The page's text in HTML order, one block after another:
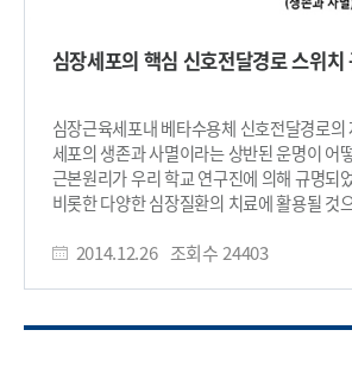
학문적 토대를 제공했다는 의의를 갖는다.
이뤄졌다. □ 그림 설명 그림1. IPMK 효소의
심장세포의 핵심 신호전달경로 스위치
심장근육세포내 베타수용체 신호전달경로의
세포의 생존과 사멸이라는 상반된 운명이 어
근본원리가 우리 학교 연구진에 의해 규명되
비롯한 다양한 심장질환의 치료에 활용될 것
신성영 박사(제1저자), 이호성 박사과정학생,
한국연구재단이 추진하는 중견연구자지원
2014.12.26 조회수 24403